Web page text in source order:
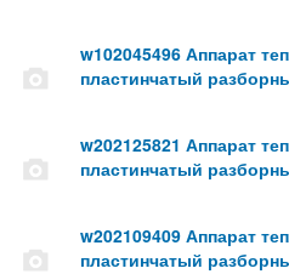
w102045496 Аппарат
пластинчатый
w202125821 Аппарат
пластинчатый
w202109409 Аппарат
пластинчатый